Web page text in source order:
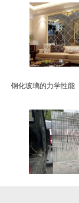
钢化玻璃的力学性能